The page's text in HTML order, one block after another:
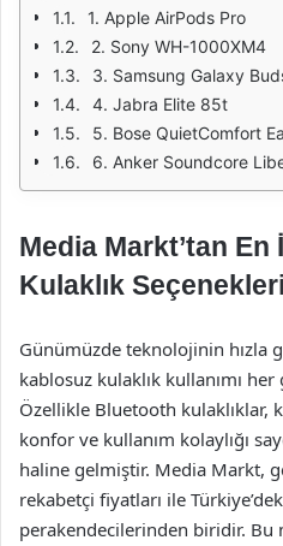
1. Apple AirPods Pro
2. Sony WH-1000XM4
3. Samsung Galaxy
4. Jabra Elite 85t
5. Bose QuietComfort
6. Anker Soundcore
Media Markt’tan
Kulaklık Seçenekleri
Günümüzde teknolojinin hızla
kablosuz kulaklık kullanımı
Özellikle Bluetooth kulaklıklar,
konfor ve kullanım kolaylığı
haline gelmiştir. Media Markt,
rekabetçi fiyatları ile
perakendecilerinden biridir. Bu